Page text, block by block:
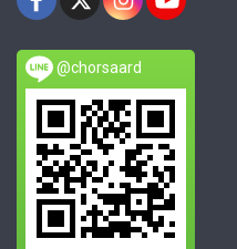
@chorsaard